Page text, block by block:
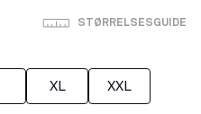
STØRRELSESGUIDE
XL XXL